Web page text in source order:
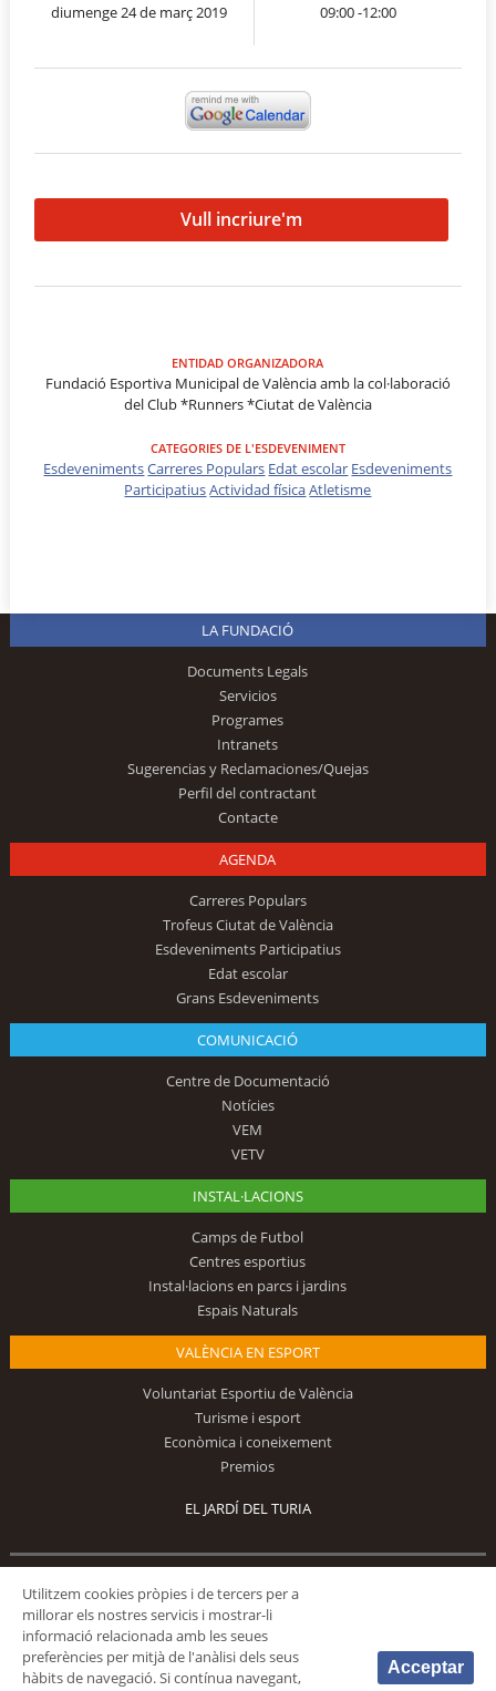
diumenge 24 de març 2019 09:00 -12:00
Vull incriure'm
ENTIDAD ORGANIZADORA
Fundació Esportiva Municipal de València amb la col·laboració
del Club *Runners *Ciutat de València
CATEGORIES DE L'ESDEVENIMENT
EsdevenimentsCarreres Populars Edat escolar Esdeveniments
ParticipatiusActividad físicaAtletisme
LA FUNDACIÓ
Documents Legals
Servicios
Programes
Intranets
Sugerencias y Reclamaciones/Quejas
Perfil del contractant
Contacte
AGENDA
Carreres Populars
Trofeus Ciutat de València
Esdeveniments Participatius
Edat escolar
Grans Esdeveniments
COMUNICACIÓ
Centre de Documentació
Notícies
VEM
VETV
INSTAL·LACIONS
Camps de Futbol
Centres esportius
Instal·lacions en parcs i jardins
Espais Naturals
VALÈNCIA EN ESPORT
Voluntariat Esportiu de València
Turisme i esport
Econòmica i coneixement
Premios
EL JARDÍ DEL TURIA
Utilitzem cookies pròpies i de tercers per a
millorar els nostres servicis i mostrar-li
informació relacionada amb les seues
preferències per mitjà de l'anàlisi dels seus
hàbits de navegació. Si contínua navegant,
Acceptar